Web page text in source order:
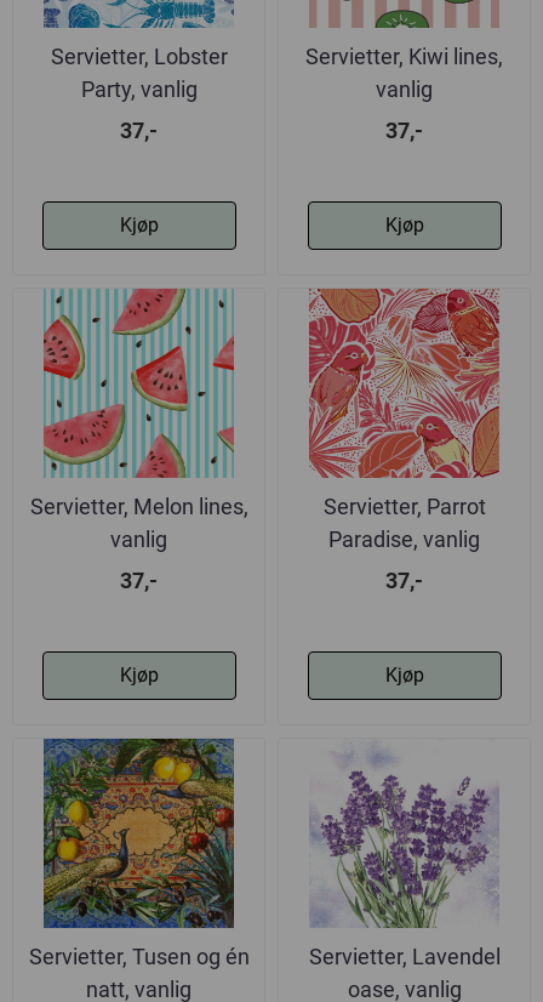
Servietter, Lobster
Party, vanlig
37,-
Kjøp
Servietter, Kiwi lines,
vanlig
37,-
Kjøp
Servietter, Melon lines,
vanlig
37,-
Kjøp
Servietter, Parrot
Paradise, vanlig
37,-
Kjøp
Servietter, Tusen og én
natt, vanlig
Servietter, Lavendel
oase, vanlig